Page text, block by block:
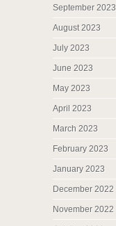
September 2023
August 2023
July 2023
June 2023
May 2023
April 2023
March 2023
February 2023
January 2023
December 2022
November 2022